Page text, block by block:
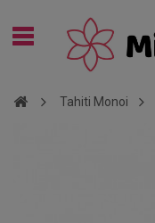
Tahiti Monoi